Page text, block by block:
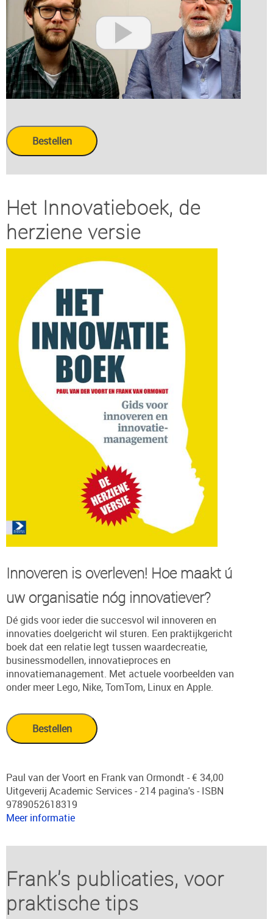
Het Innovatieboek, de
herziene versie
Innoveren is overleven! Hoe maakt ú
uw organisatie nóg innovatiever?
Dé gids voor ieder die succesvol wil innoveren en
innovaties doelgericht wil sturen. Een praktijkgericht
boek dat een relatie legt tussen waardecreatie,
businessmodellen, innovatieproces en
innovatiemanagement. Met actuele voorbeelden van
onder meer Lego, Nike, TomTom, Linux en Apple.
Paul van der Voort en Frank van Ormondt - € 34,00
Uitgeverij Academic Services - 214 pagina's - ISBN
9789052618319
Meer informatie
Frank's publicaties, voor
praktische tips